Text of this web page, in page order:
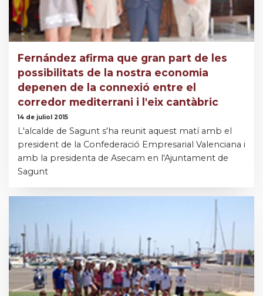
Fernández afirma que gran part de les
possibilitats de la nostra economia
depenen de la connexió entre el
corredor mediterrani i l'eix cantàbric
14 de juliol 2015
L'alcalde de Sagunt s'ha reunit aquest matí amb el
president de la Confederació Empresarial Valenciana i
amb la presidenta de Asecam en l'Ajuntament de
Sagunt